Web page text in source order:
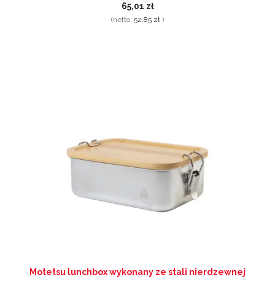
65,01 zł
(netto: 52,85 zł )
Motetsu lunchbox wykonany ze stali nierdzewnej